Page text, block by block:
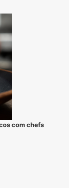
com chefs